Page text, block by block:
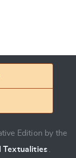
Edition by the
Textualities